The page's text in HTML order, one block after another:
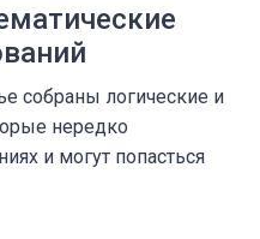
собраны логические и
нередко
и могут попасться